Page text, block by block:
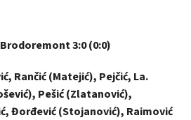
3:0 (0:0)
Rančić (Matejić), Pejčić, La.
Pešić (Zlatanović),
Đorđević (Stojanović), Raimović